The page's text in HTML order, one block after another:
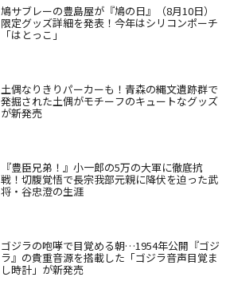
鳩サブレーの豊島屋が『鳩の日』（8月10日）
限定グッズ詳細を発表！今年はシリコンポーチ
「はとっこ」
土偶なりきりパーカーも！青森の縄文遺跡群で
発掘された土偶がモチーフのキュートなグッズ
が新発売
『豊臣兄弟！』小一郎の5万の大軍に徹底抗
戦！切腹覚悟で長宗我部元親に降伏を迫った武
将・谷忠澄の生涯
ゴジラの咆哮で目覚める朝…1954年公開『ゴジ
ラ』の貴重音源を搭載した「ゴジラ音声目覚ま
し時計」が新発売